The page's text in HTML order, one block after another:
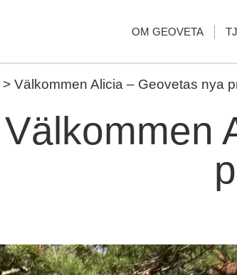
OM GEOVETA
> Välkommen Alicia – Geovetas nya
Välkommen